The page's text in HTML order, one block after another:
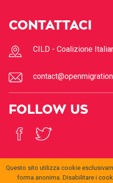
CONTATTACI
CILD - Coalizione
FOLLOW US
Questo sito utilizza cookie
forma anonima. Disabilitare i